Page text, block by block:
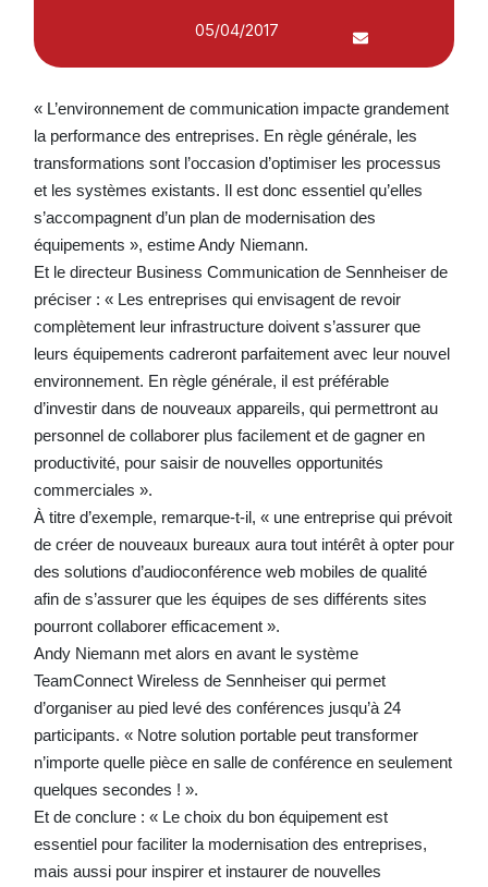
05/04/2017
« L’environnement de communication impacte grandement
la performance des entreprises. En règle générale, les
transformations sont l’occasion d’optimiser les processus
et les systèmes existants. Il est donc essentiel qu’elles
s’accompagnent d’un plan de modernisation des
équipements », estime Andy Niemann.
Et le directeur Business Communication de Sennheiser de
préciser : « Les entreprises qui envisagent de revoir
complètement leur infrastructure doivent s’assurer que
leurs équipements cadreront parfaitement avec leur nouvel
environnement. En règle générale, il est préférable
d’investir dans de nouveaux appareils, qui permettront au
personnel de collaborer plus facilement et de gagner en
productivité, pour saisir de nouvelles opportunités
commerciales ».
À titre d’exemple, remarque-t-il, « une entreprise qui prévoit
de créer de nouveaux bureaux aura tout intérêt à opter pour
des solutions d’audioconférence web mobiles de qualité
afin de s’assurer que les équipes de ses différents sites
pourront collaborer efficacement ».
Andy Niemann met alors en avant le système
TeamConnect Wireless de Sennheiser qui permet
d’organiser au pied levé des conférences jusqu’à 24
participants. « Notre solution portable peut transformer
n’importe quelle pièce en salle de conférence en seulement
quelques secondes ! ».
Et de conclure : « Le choix du bon équipement est
essentiel pour faciliter la modernisation des entreprises,
mais aussi pour inspirer et instaurer de nouvelles